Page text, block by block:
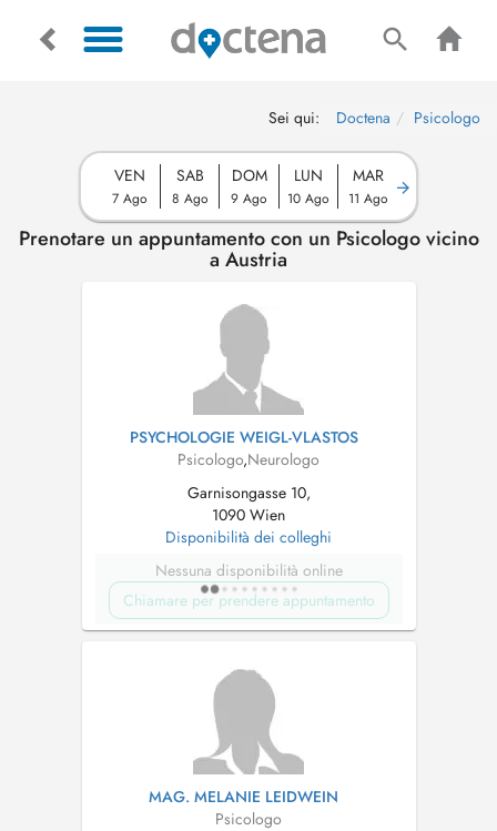
Sei qui: Doctena Psicologo
VEN
7 Ago
SAB
8 Ago
DOM
9 Ago
LUN
10 Ago
MAR
11 Ago
Prenotare un appuntamento con un Psicologo vicino
a Austria
PSYCHOLOGIE WEIGL-VLASTOS
Psicologo,Neurologo
Garnisongasse 10,
1090 Wien
Disponibilità dei colleghi
Nessuna disponibilità online
Chiamare per prendere appuntamento
MAG. MELANIE LEIDWEIN
Psicologo